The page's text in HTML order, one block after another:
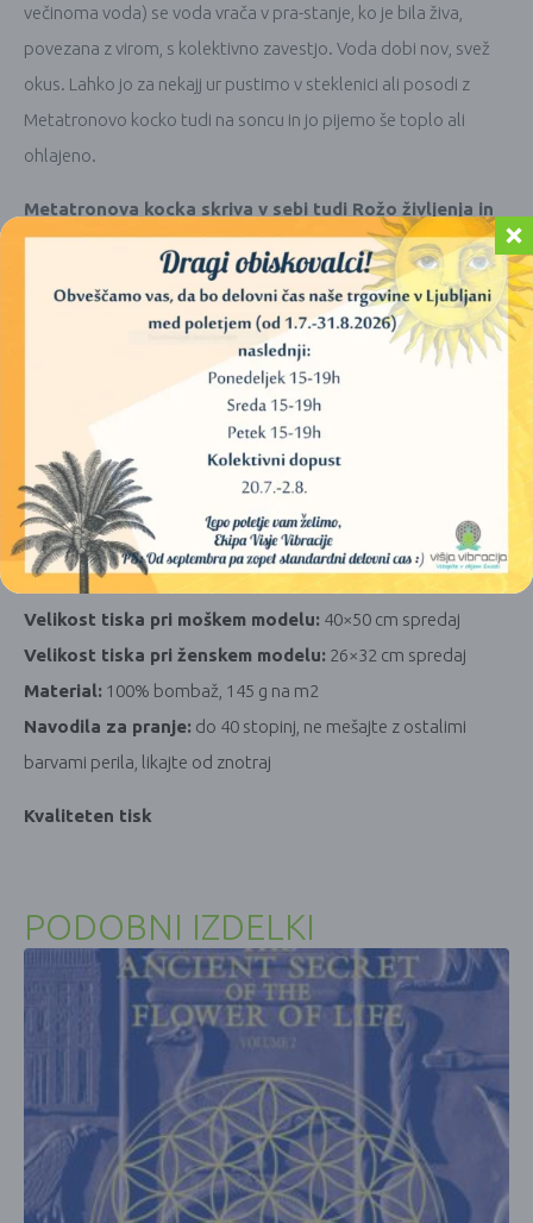
večinoma voda) se voda vrača v pra-stanje, ko je bila živa,
povezana z virom, s kolektivno zavestjo. Voda dobi nov, svež
okus. Lahko jo za nekajj ur pustimo v steklenici ali posodi z
Metatronovo kocko tudi na soncu in jo pijemo še toplo ali
ohlajeno.
Metatronova kocka skriva v sebi tudi Rožo življenja in
se medsebojno dopolnjujeta in povezujeta.Metatronova
kocka prihaja iz Rože življenje in predstavlja popolno notranje
ravnovesje. Je sestavljena iz 13 popolnih krogov, ki so med
seboj povezani z ravnimi črtami. Krogi predstavljajo ženski
aspekt vesolja, črte predstavljajo moški aspekt zavesti.
INFORMACIJE O IZDELKU
Barva majice:bela
Motiv:Metatronova kocka in napis AS ABOVE – SO BELOW
Velikost tiska pri moškem modelu: 40×50 cm spredaj
Velikost tiska pri ženskem modelu: 26×32 cm spredaj
Material: 100% bombaž, 145 g na m2
Navodila za pranje: do 40 stopinj, ne mešajte z ostalimi
barvami perila, likajte od znotraj
Kvaliteten tisk
PODOBNI IZDELKI